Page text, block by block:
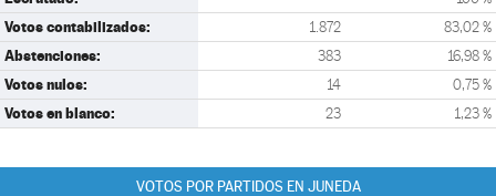
Votos contabilizados: 1.872 83,02 %
Abstenciones: 383 16,98 %
Votos nulos: 14 0,75 %
Votos en blanco: 23 1,23 %
VOTOS POR PARTIDOS EN JUNEDA